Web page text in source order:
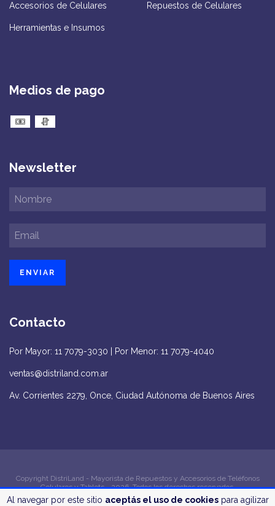
Al navegar por este sitio aceptás el uso de cookiespara agilizar
Accesorios de Celulares Repuestos de Celulares
Herramientas e Insumos
Medios de pago
Newsletter
Contacto
Por Mayor: 11 7079-3030 | Por Menor: 11 7079-4040
ventas@distriland.com.ar
Av. Corrientes 2279, Once, Ciudad Autónoma de Buenos Aires
Copyright DistriLand - Mayorista de Repuestos y Accesorios de Teléfonos
Celulares y Tablets - 2026. Todos los derechos reservados.
Defensa de las y los consumidores. Para reclamosingrese aquí